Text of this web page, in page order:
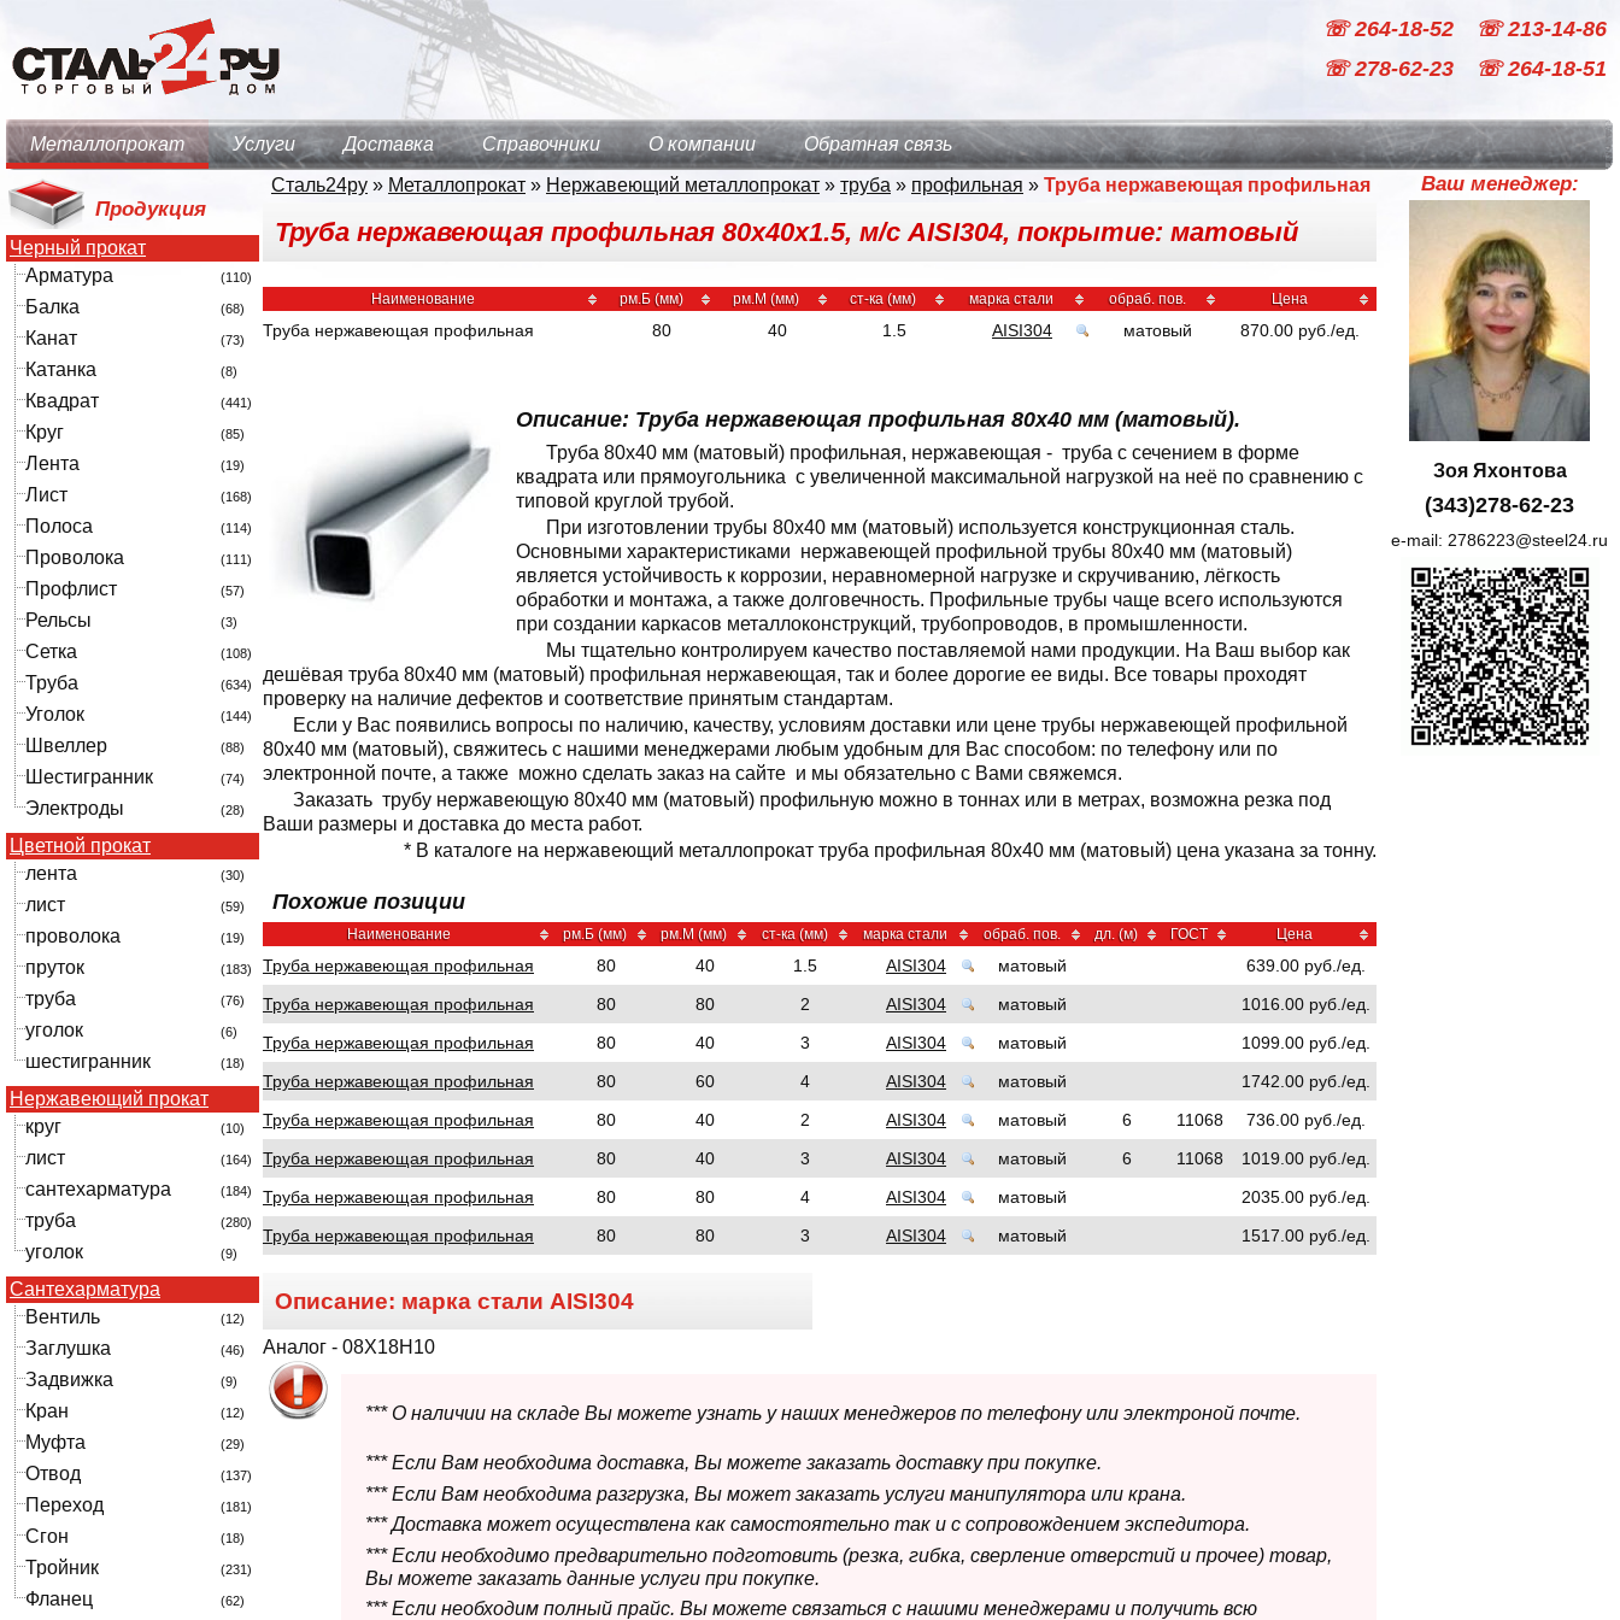
☏ 264-18-52
☏ 213-14-86
☏ 278-62-23
☏ 264-18-51
Металлопрокат Услуги Доставка Справочники О компании Обратная связь
Продукция
Черный прокат
Арматура
(110)
Балка (68)
Канат (73)
Катанка (8)
Квадрат (441)
Круг (85)
Лента (19)
Лист (168)
Полоса (114)
Проволока (111)
Профлист (57)
Рельсы (3)
Сетка (108)
Труба (634)
Уголок (144)
Швеллер (88)
Шестигранник (74)
Электроды (28)
Цветной прокат
лента
(30)
лист (59)
проволока (19)
пруток (183)
труба (76)
уголок (6)
шестигранник (18)
Нержавеющий прокат
круг
(10)
лист (164)
сантехарматура (184)
труба (280)
уголок (9)
Сантехарматура
Вентиль
(12)
Заглушка (46)
Задвижка (9)
Кран (12)
Муфта (29)
Отвод (137)
Переход (181)
Сгон (18)
Тройник (231)
Фланец (62)
Сталь24ру » Металлопрокат » Нержавеющий металлопрокат » труба » профильная » Труба нержавеющая профильная
Труба нержавеющая профильная 80х40х1.5, м/с AISI304, покрытие: матовый
Наименование рм.Б (мм) рм.М (мм) ст-ка (мм) марка стали обраб. пов. Цена
Труба нержавеющая профильная 80 40 1.5 AISI304 матовый 870.00 руб ./ед.
Описание: Труба нержавеющая профильная 80x40 мм (матовый).
Труба 80x40 мм (матовый) профильная, нержавеющая - труба с сечением в форме
квадрата или прямоугольника с увеличенной максимальной нагрузкой на неё по сравнению с
типовой круглой трубой.
При изготовлении трубы 80x40 мм (матовый) используется конструкционная сталь.
Основными характеристиками нержавеющей профильной трубы 80x40 мм (матовый)
является устойчивость к коррозии, неравномерной нагрузке и скручиванию, лёгкость
обработки и монтажа, а также долговечность. Профильные трубы чаще всего используются
при создании каркасов металлоконструкций, трубопроводов, в промышленности.
Мы тщательно контролируем качество поставляемой нами продукции. На Ваш выбор как
дешёвая труба 80x40 мм (матовый) профильная нержавеющая, так и более дорогие ее виды. Все товары проходят
проверку на наличие дефектов и соответствие принятым стандартам.
Если у Вас появились вопросы по наличию, качеству, условиям доставки или цене трубы нержавеющей профильной
80x40 мм (матовый), свяжитесь с нашими менеджерами любым удобным для Вас способом: по телефону или по
электронной почте, а также можно сделать заказ на сайте и мы обязательно с Вами свяжемся.
Заказать трубу нержавеющую 80x40 мм (матовый) профильную можно в тоннах или в метрах, возможна резка под
Ваши размеры и доставка до места работ.
* В каталоге на нержавеющий металлопрокат труба профильная 80x40 мм (матовый) цена указана за тонну.
Похожие позиции
Наименование рм.Б (мм) рм.М (мм) ст-ка (мм) марка стали обраб. пов. дл. (м) ГОСТ Цена
Труба нержавеющая профильная 80 40 1.5 AISI304 матовый
639.00 руб./ед.
Труба нержавеющая профильная
80 80 2 AISI304 матовый
1016.00 руб./ед.
Труба нержавеющая профильная
80 40 3 AISI304 матовый
1099.00 руб./ед.
Труба нержавеющая профильная
80 60 4 AISI304 матовый
1742.00 руб./ед.
Труба нержавеющая профильная
80 40 2 AISI304 матовый 6 11068
736.00 руб./ед.
Труба нержавеющая профильная
80 40 3 AISI304 матовый 6 11068
1019.00 руб./ед.
Труба нержавеющая профильная
80 80 4 AISI304 матовый
2035.00 руб./ед.
Труба нержавеющая профильная
80 80 3 AISI304 матовый 1517.00 руб./ед.
Описание: марка стали AISI304
Аналог - 08Х18Н10
*** О наличии на складе Вы можете узнать у наших менеджеров по телефону или электроной почте.
*** Если Вам необходима доставка, Вы можете заказать доставку при покупке.
*** Если Вам необходима разгрузка, Вы может заказать услуги манипулятора или крана.
*** Доставка может осуществлена как самостоятельно так и с сопровождением экспедитора.
*** Если необходимо предварительно подготовить (резка, гибка, сверление отверстий и прочее) товар,
Вы можете заказать данные услуги при покупке.
*** Если необходим полный прайс. Вы можете связаться с нашими менеджерами и получить всю
Ваш менеджер:
Зоя Яхонтова
(343)278-62-23
e-mail: 2786223@steel24.ru